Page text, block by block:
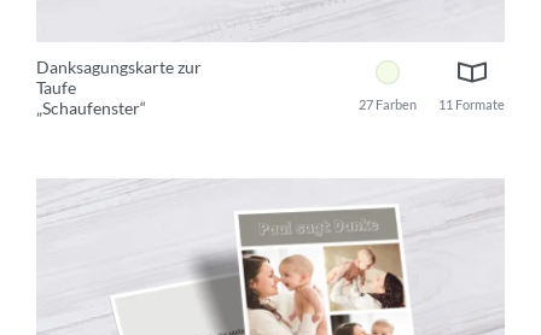
Danksagungskarte zur
Taufe
„Schaufenster“
11 Formate
27 Farben